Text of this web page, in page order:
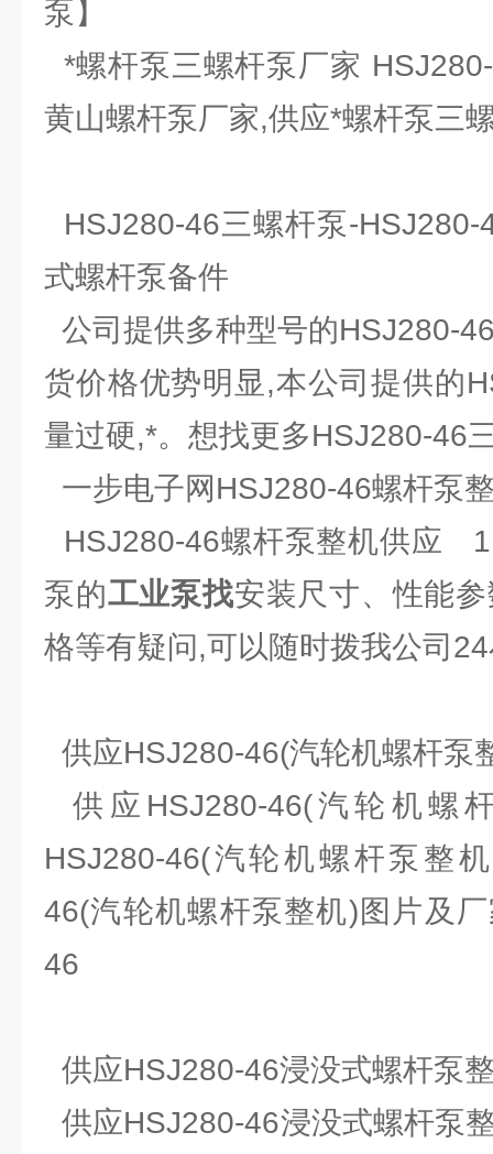
泵】
*螺杆泵三螺杆泵厂家
黄山螺杆泵厂家,供应*螺杆泵三
HSJ280-46三螺杆泵-
式螺杆泵备件
公司提供多种型号的HSJ280-
货价格优势明显,本公司提供的
量过硬,*。想找更多HSJ280-46
一步电子网HSJ280-46螺杆泵
HSJ280-46螺杆泵整机供应
泵的工业泵找安装尺寸、性能
格等有疑问,可以随时拨我公司
供应HSJ280-46(汽轮机螺杆泵
供应HSJ280-46(汽轮机螺
HSJ280-46(汽轮机螺杆泵整
46(汽轮机螺杆泵整机)图片及
46
供应HSJ280-46浸没式螺杆泵
供应HSJ280-46浸没式螺杆泵